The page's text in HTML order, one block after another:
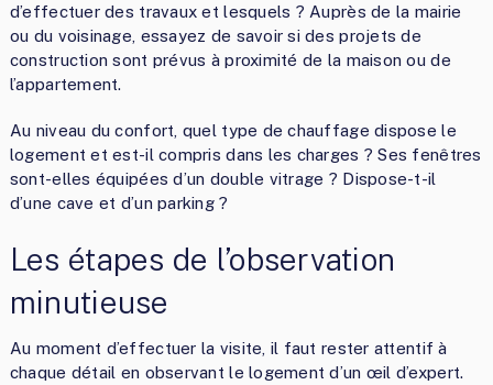
d’effectuer des travaux et lesquels ? Auprès de la mairie
ou du voisinage, essayez de savoir si des projets de
construction sont prévus à proximité de la maison ou de
l’appartement.
Au niveau du confort, quel type de chauffage dispose le
logement et est-il compris dans les charges ? Ses fenêtres
sont-elles équipées d’un double vitrage ? Dispose-t-il
d’une cave et d’un parking ?
Les étapes de l’observation
minutieuse
Au moment d’effectuer la visite, il faut rester attentif à
chaque détail en observant le logement d’un œil d’expert.